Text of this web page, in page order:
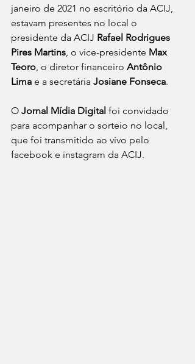
janeiro de 2021 no escritório da ACIJ,
estavam presentes no local o
presidente da ACIJ Rafael Rodrigues
Pires Martins, o vice-presidente Max
Teoro, o diretor financeiro Antônio
Lima e a secretária Josiane Fonseca.
O Jornal Mídia Digital foi convidado
para acompanhar o sorteio no local,
que foi transmitido ao vivo pelo
facebook e instagram da ACIJ.